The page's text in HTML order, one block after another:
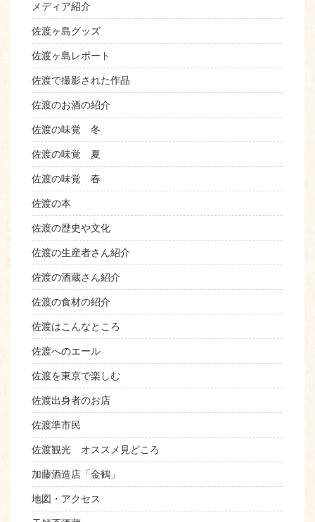
メディア紹介
佐渡ヶ島グッズ
佐渡ヶ島レポート
佐渡で撮影された作品
佐渡のお酒の紹介
佐渡の味覚 冬
佐渡の味覚 夏
佐渡の味覚 春
佐渡の本
佐渡の歴史や文化
佐渡の生産者さん紹介
佐渡の酒蔵さん紹介
佐渡の食材の紹介
佐渡はこんなところ
佐渡へのエール
佐渡を東京で楽しむ
佐渡出身者のお店
佐渡準市民
佐渡観光 オススメ見どころ
加藤酒造店「金鶴」
地図・アクセス